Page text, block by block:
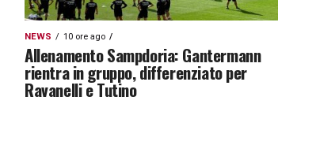
NEWS 10 ore ago
Allenamento Sampdoria: Gantermann
rientra in gruppo, differenziato per
Ravanelli e Tutino